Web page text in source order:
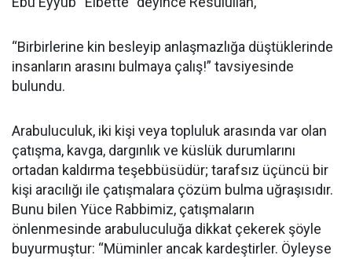
“Birbirlerine kin besleyip anlaşmazlığa düştüklerinde
insanların arasını bulmaya çalış!” tavsiyesinde
bulundu.
Arabuluculuk, iki kişi veya topluluk arasında var olan
çatışma, kavga, dargınlık ve küslük durumlarını
ortadan kaldırma teşebbüsüdür; tarafsız üçüncü bir
kişi aracılığı ile çatışmalara çözüm bulma uğraşısıdır.
Bunu bilen Yüce Rabbimiz, çatışmaların
önlenmesinde arabuluculuğa dikkat çekerek şöyle
buyurmuştur: “Müminler ancak kardeştirler. Öyleyse